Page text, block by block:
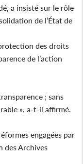
a insisté sur le rôle
de l’État de
des droits
de l’action
; sans
», a-t-il affirmé.
engagées par
des Archives